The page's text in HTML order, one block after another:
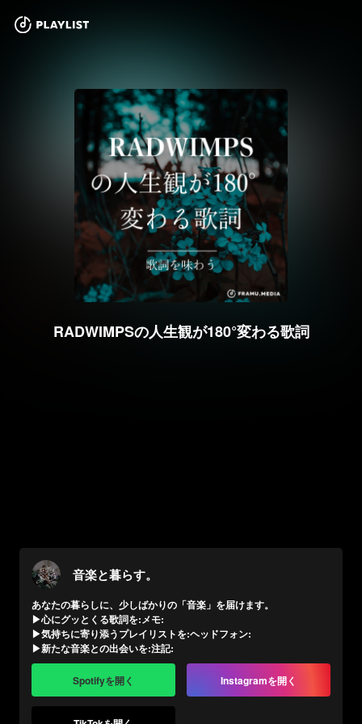
RADWIMPSの人生観が180°変わる歌詞
音楽と暮らす。
あなたの暮らしに、少しばかりの「音楽」を届けます。
▶︎心にグッとくる歌詞を:メモ:
▶︎気持ちに寄り添うプレイリストを:ヘッドフォン:
▶︎新たな音楽との出会いを:注記:
Spotifyを開く Instagramを開く